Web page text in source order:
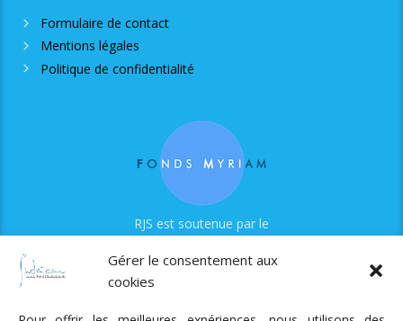
Gérer le consentement aux
cookies
Formulaire de contact
Mentions légales
Politique de confidentialité
RJS est soutenue par le